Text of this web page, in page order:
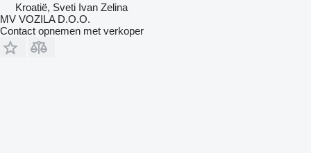
Kroatië, Sveti Ivan Zelina
MV VOZILA D.O.O.
Contact opnemen met verkoper